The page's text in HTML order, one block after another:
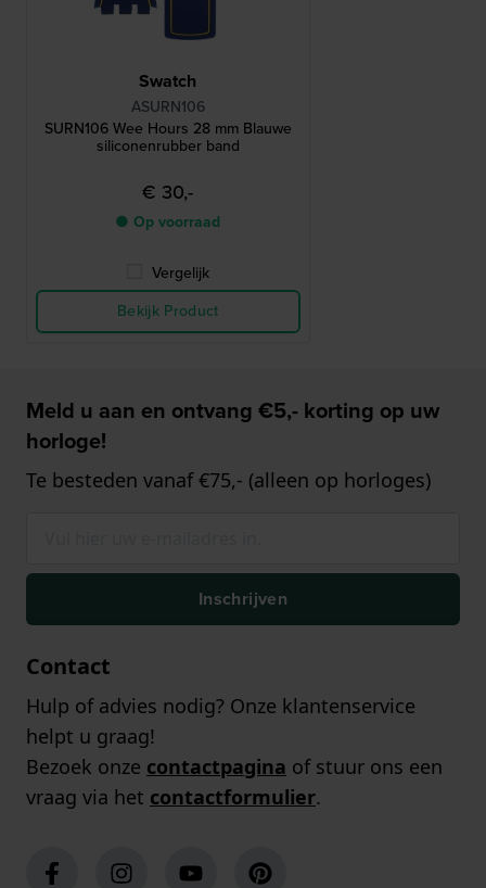
Swatch
ASURN106
SURN106 Wee Hours 28 mm Blauwe
siliconenrubber band
€ 30,-
● Op voorraad
Vergelijk
Bekijk Product
Meld u aan en ontvang €5,- korting op uw
horloge!
Te besteden vanaf €75,- (alleen op horloges)
Inschrijven
Contact
Hulp of advies nodig? Onze klantenservice
helpt u graag!
Bezoek onze contactpagina of stuur ons een
vraag via het contactformulier.